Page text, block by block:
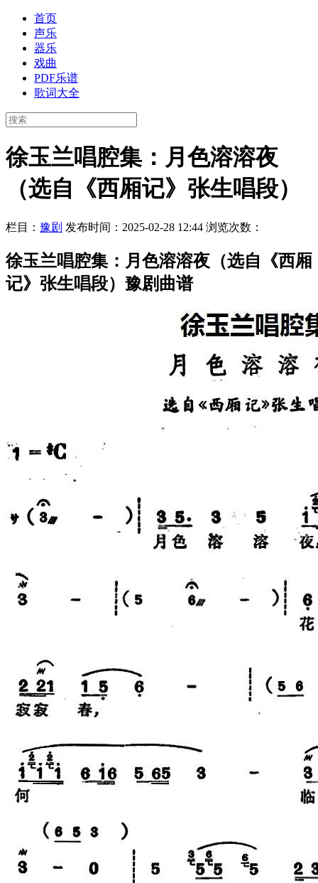
首页
声乐
器乐
戏曲
PDF乐谱
歌词大全
徐玉兰唱腔集：月色溶溶夜
（选自《西厢记》张生唱段）
栏目： 豫剧 发布时间：2025-02-28 12:44 浏览次数：
徐玉兰唱腔集：月色溶溶夜（选自《西厢
记》张生唱段）豫剧曲谱